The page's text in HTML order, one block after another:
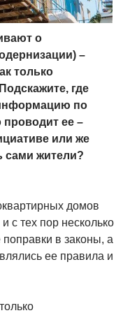
о
–
только
где
по
ее –
или же
сами жители?
домов
с тех пор несколько
в законы, а
ее правила и